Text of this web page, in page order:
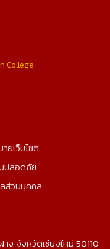
College
ายเว็บไซต์
ปลอดภัย
ส่วนบุคคล
ง จังหวัดเชียงใหม่ 50110